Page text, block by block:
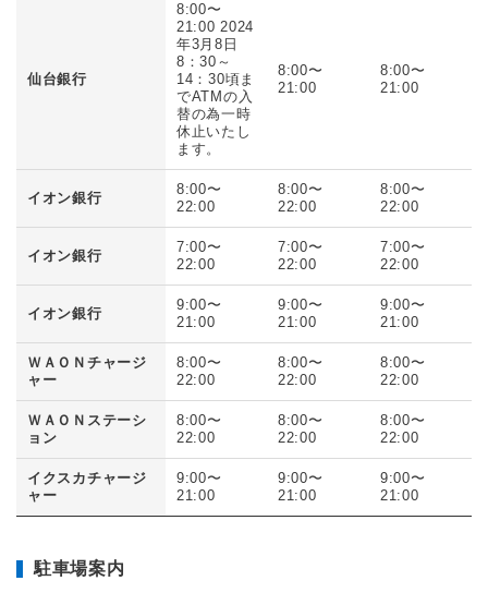
仙台銀行
8:00〜
21:00 2024
年3月8日
8：30～
14：30頃ま
でATMの入
替の為一時
休止いたし
ます。
8:00〜
21:00
8:00〜
21:00
イオン銀行
8:00〜
22:00
8:00〜
22:00
8:00〜
22:00
イオン銀行
7:00〜
22:00
7:00〜
22:00
7:00〜
22:00
イオン銀行
9:00〜
21:00
9:00〜
21:00
9:00〜
21:00
ＷＡＯＮチャージ
ャー
8:00〜
22:00
8:00〜
22:00
8:00〜
22:00
ＷＡＯＮステーシ
ョン
8:00〜
22:00
8:00〜
22:00
8:00〜
22:00
イクスカチャージ
ャー
9:00〜
21:00
9:00〜
21:00
9:00〜
21:00
駐車場案内